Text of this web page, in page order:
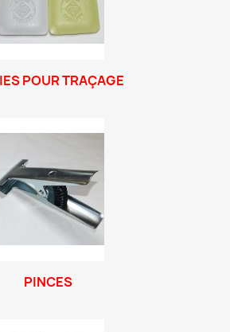
POUR TRAÇAGE
PINCES